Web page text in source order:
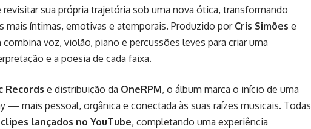
sua própria trajetória sob uma nova ótica, transformando
mais íntimas, emotivas e atemporais. Produzido por Cris Simões e
combina voz, violão, piano e percussões leves para criar uma
e a poesia de cada faixa.
Records e distribuição da OneRPM, o álbum marca o início de uma
— mais pessoal, orgânica e conectada às suas raízes musicais. Todas
clipes lançados no YouTube, completando uma experiência